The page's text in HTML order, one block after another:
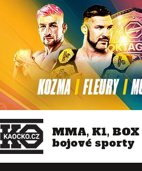
MMA, K1, BOX
bojové sporty